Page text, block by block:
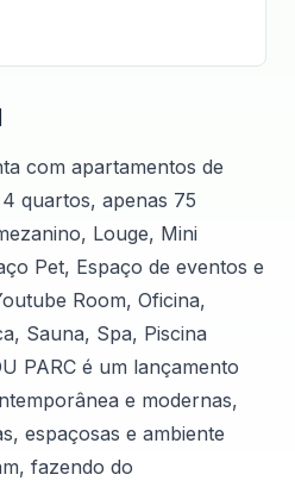
com apartamentos de
quartos, apenas 75
Louge, Mini
Pet, Espaço de eventos e
Room, Oficina,
Sauna, Spa, Piscina
PARC é um lançamento
e modernas,
espaçosas e ambiente
fazendo do